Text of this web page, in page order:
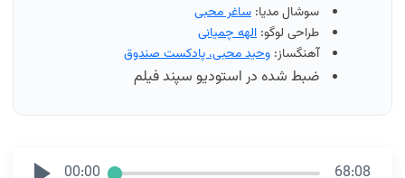
سوشال مدیا: ساغر محبی
طراحی لوگو: الهه چمیانی
آهنگساز: وحید محبی، پادکست صندوق
ضبط شده در استودیو سپند فیلم
00:00 68:08